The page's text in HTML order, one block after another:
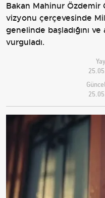
Bakan Mahinur Özdemir
vizyonu çerçevesinde
genelinde başladığını
vurguladı.